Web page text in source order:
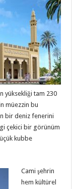
yüksekliği tam 230
müezzin bu
bir deniz fenerini
çekici bir görünüm
kubbe
Cami şehrin
hem kültürel